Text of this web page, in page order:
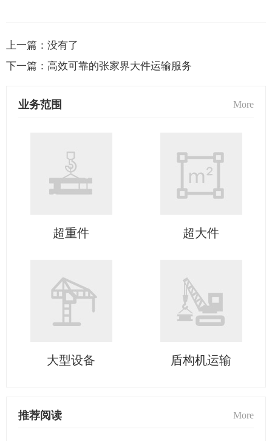
上一篇： 没有了
下一篇： 高效可靠的张家界大件运输服务
业务范围 More
超重件 超大件
大型设备 盾构机运输
推荐阅读 More